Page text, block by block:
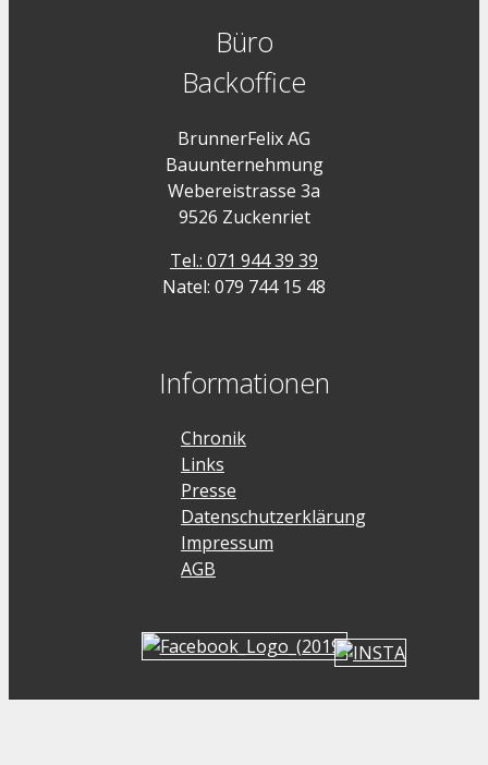
Büro
Backoffice
BrunnerFelix AG
Bauunternehmung
Webereistrasse 3a
9526 Zuckenriet
Tel.: 071 944 39 39
Natel: 079 744 15 48
Informationen
Chronik
Links
Presse
Datenschutzerklärung
Impressum
AGB